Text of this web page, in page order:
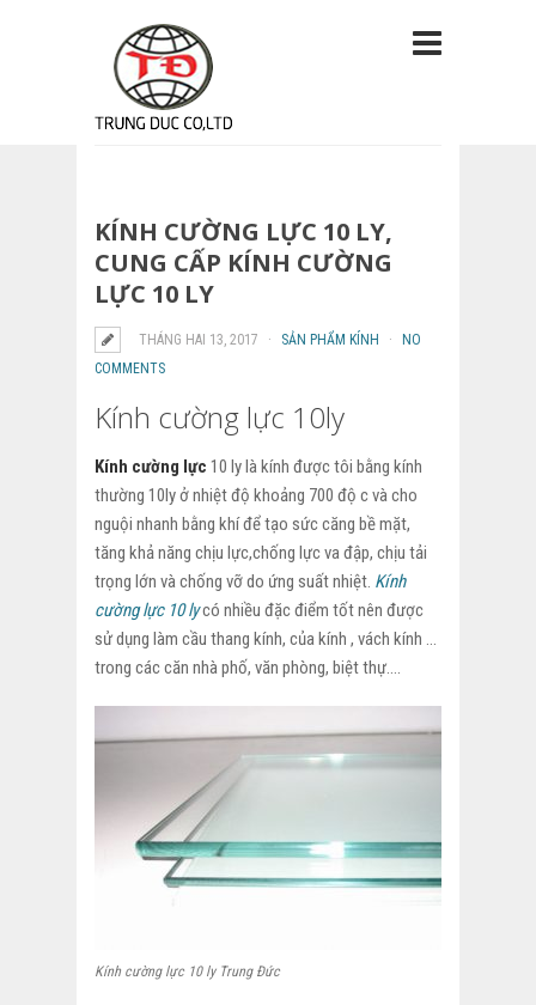
KÍNH CƯỜNG LỰC 10 LY,
CUNG CẤP KÍNH CƯỜNG
LỰC 10 LY
THÁNG HAI 13, 2017 SẢN PHẨM KÍNH
NO
COMMENTS
Kính cường lực 10ly
Kính cường lực 10 ly là kính được tôi bằng kính
thường 10ly ở nhiệt độ khoảng 700 độ c và cho
nguội nhanh bằng khí để tạo sức căng bề mặt,
tăng khả năng chịu lực,chống lực va đập, chịu tải
trọng lớn và chống vỡ do ứng suất nhiệt. Kính
cường lực 10 lycó nhiều đặc điểm tốt nên được
sử dụng làm cầu thang kính, của kính , vách kính …
trong các căn nhà phố, văn phòng, biệt thự….
Kính cường lực 10 ly Trung Đức